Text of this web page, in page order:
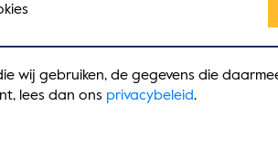
wij gebruiken, de gegevens die
lees dan ons privacybeleid.
je je voorbereid op de toekomst?